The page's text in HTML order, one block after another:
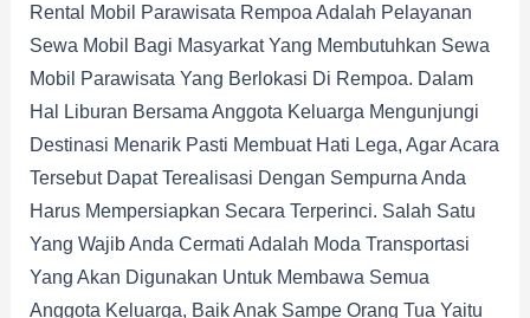
Rental Mobil Parawisata Rempoa Adalah Pelayanan
Sewa Mobil Bagi Masyarkat Yang Membutuhkan Sewa
Mobil Parawisata Yang Berlokasi Di Rempoa. Dalam
Hal Liburan Bersama Anggota Keluarga Mengunjungi
Destinasi Menarik Pasti Membuat Hati Lega, Agar Acara
Tersebut Dapat Terealisasi Dengan Sempurna Anda
Harus Mempersiapkan Secara Terperinci. Salah Satu
Yang Wajib Anda Cermati Adalah Moda Transportasi
Yang Akan Digunakan Untuk Membawa Semua
Anggota Keluarga, Baik Anak Sampe Orang Tua Yaitu